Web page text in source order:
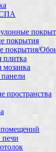
покрытия
покрытия/
плитка
мозаика
пространства